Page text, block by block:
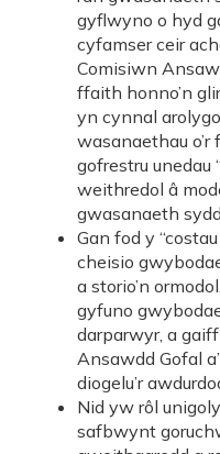
gyflwyno o hyd
cyfamser ceir
Comisiwn
ffaith honno’n
yn cynnal
wasanaethau o’r
gofrestru unedau
weithredol â
gwasanaeth
Gan fod y
cheisio
a storio’n
gyfuno
darparwyr, a
Ansawdd Gofal
diogelu’r
Nid yw rôl
safbwynt